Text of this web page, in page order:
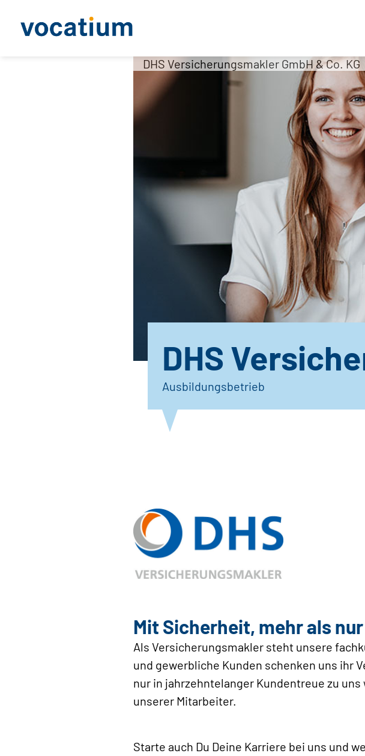
DHS Versicherungsmakler GmbH & Co. KG
DHS
Ausbildungsbetrieb
Mit Sicherheit, mehr als
Als Versicherungsmakler steht unsere
und gewerbliche Kunden schenken uns ihr
nur in jahrzehntelanger Kundentreue zu
unserer Mitarbeiter.
Starte auch Du Deine Karriere bei uns und